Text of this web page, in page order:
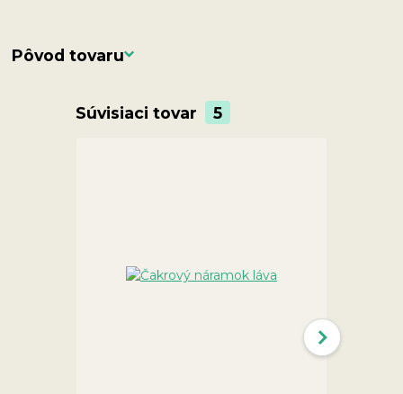
Pôvod tovaru
Súvisiaci tovar 5